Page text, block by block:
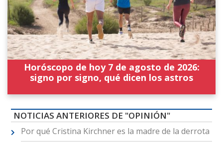
Horóscopo de hoy 7 de agosto de 2026:
signo por signo, qué dicen los astros
NOTICIAS ANTERIORES DE "OPINIÓN"
Por qué Cristina Kirchner es la madre de la derrota